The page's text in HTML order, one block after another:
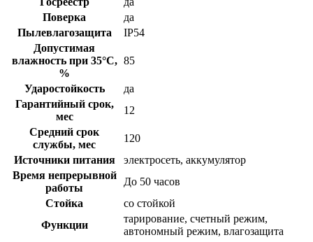
Поверка
да
Пылевлагозащита
IP54
Допустимая
влажность при 35°С,
%
85
Ударостойкость
да
Гарантийный срок,
мес
12
Средний срок
службы, мес
120
Источники питания
электросеть, аккумулятор
Время непрерывной
работы
До 50 часов
Стойка
со стойкой
Функции
тарирование, счетный режим,
автономный режим, влагозащита